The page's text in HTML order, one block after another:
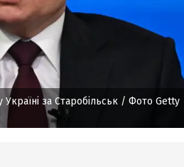
за Старобільськ / Фото Getty